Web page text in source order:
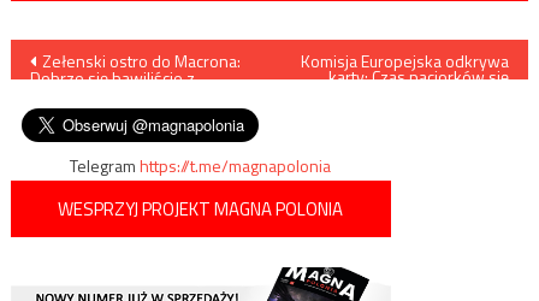
Nawigacja
wpisu
Zełenski ostro do Macrona:
Dobrze się bawiliście z
Komisja Europejska odkrywa
karty: Czas paciorków się
Telegramhttps://t.me/magnapolonia
WESPRZYJ PROJEKT MAGNA POLONIA